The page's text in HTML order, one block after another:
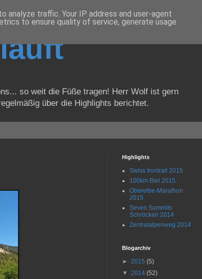
so weit die Füße tragen! Herr Wolf ist gern
über die Highlights berichtet.
Highlights
Swiss Irontrail 2015
100km Biel 2015
Oberelbe-Marathon
2015
Seven Summits
Schröcken 2014
Zentralalpenweg 2014
Blogarchiv
► 2015 (5)
▼ 2014 (52)
analyze traffic. Your IP address and user-agent
to ensure quality of service, generate usage